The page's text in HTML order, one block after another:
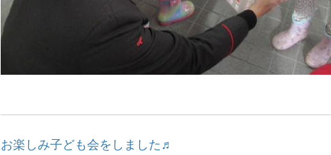
お楽しみ子ども会をしました♬